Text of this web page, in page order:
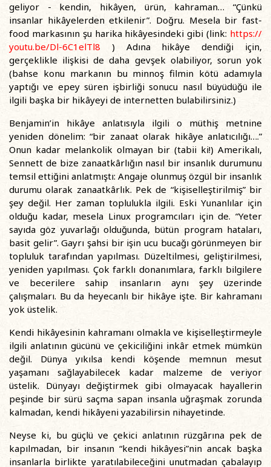
geliyor - kendin, hikâyen, ürün, kahraman… “Çünkü
insanlar hikâyelerden etkilenir”. Doğru. Mesela bir fast-
food markasının şu harika hikâyesindeki gibi (link: https://
youtu.be/Dl-6C1elTl8 ) Adına hikâye dendiği için,
gerçeklikle ilişkisi de daha gevşek olabiliyor, sorun yok
(bahse konu markanın bu minnoş filmin kötü adamıyla
yaptığı ve epey süren işbirliği sonucu nasıl büyüdüğü ile
ilgili başka bir hikâyeyi de internetten bulabilirsiniz.)
Benjamin’in hikâye anlatısıyla ilgili o müthiş metnine
yeniden dönelim: “bir zanaat olarak hikâye anlatıcılığı….”
Onun kadar melankolik olmayan bir (tabii ki!) Amerikalı,
Sennett de bize zanaatkârlığın nasıl bir insanlık durumunu
temsil ettiğini anlatmıştı: Angaje olunmuş özgül bir insanlık
durumu olarak zanaatkârlık. Pek de “kişiselleştirilmiş” bir
şey değil. Her zaman toplulukla ilgili. Eski Yunanlılar için
olduğu kadar, mesela Linux programcıları için de. “Yeter
sayıda göz yuvarlağı olduğunda, bütün program hataları,
basit gelir”. Gayrı şahsi bir işin ucu bucağı görünmeyen bir
topluluk tarafından yapılması. Düzeltilmesi, geliştirilmesi,
yeniden yapılması. Çok farklı donanımlara, farklı bilgilere
ve becerilere sahip insanların aynı şey üzerinde
çalışmaları. Bu da heyecanlı bir hikâye işte. Bir kahramanı
yok üstelik.
Kendi hikâyesinin kahramanı olmakla ve kişiselleştirmeyle
ilgili anlatının gücünü ve çekiciliğini inkâr etmek mümkün
değil. Dünya yıkılsa kendi köşende memnun mesut
yaşamanı sağlayabilecek kadar malzeme de veriyor
üstelik. Dünyayı değiştirmek gibi olmayacak hayallerin
peşinde bir sürü saçma sapan insanla uğraşmak zorunda
kalmadan, kendi hikâyeni yazabilirsin nihayetinde.
Neyse ki, bu güçlü ve çekici anlatının rüzgârına pek de
kapılmadan, bir insanın “kendi hikâyesi”nin ancak başka
insanlarla birlikte yaratılabileceğini unutmadan çabalayıp